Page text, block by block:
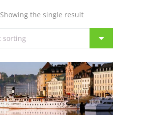
Showing the single result